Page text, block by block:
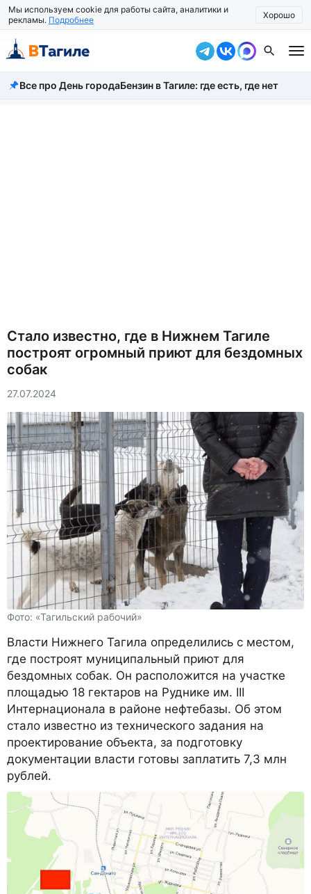
Мы используем cookie для работы сайта, аналитики и
рекламы. Подробнее Хорошо
Все новости
Все про День городаБензин в Тагиле: где есть, где нет
Стало известно, где в Нижнем Тагиле
построят огромный приют для бездомных
собак
27.07.2024
Фото: «Тагильский рабочий»
Власти Нижнего Тагила определились с местом,
где построят муниципальный приют для
бездомных собак. Он расположится на участке
площадью 18 гектаров на Руднике им. III
Интернационала в районе нефтебазы. Об этом
стало известно из технического задания на
проектирование объекта, за подготовку
документации власти готовы заплатить 7,3 млн
рублей.